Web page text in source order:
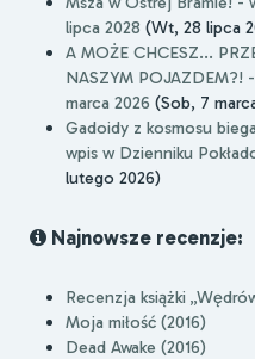
lipca 2028 (Wt, 28 lipca
A MOŻE CHCESZ...
NASZYM POJAZDEM?!
marca 2026 (Sob, 7
Gadoidy z kosmosu
wpis w Dzienniku
lutego 2026)
Najnowsze recenzje:
Recenzja książki
Moja miłość (2016)
Dead Awake (2016)